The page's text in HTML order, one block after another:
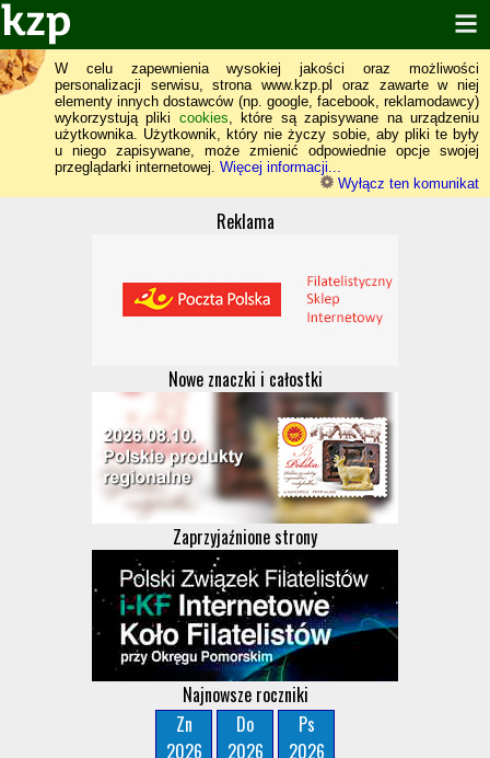
W celu zapewnienia wysokiej jakości oraz możliwości
personalizacji serwisu, strona www.kzp.pl oraz zawarte w niej
elementy innych dostawców (np. google, facebook, reklamodawcy)
wykorzystują pliki cookies, które są zapisywane na urządzeniu
użytkownika. Użytkownik, który nie życzy sobie, aby pliki te były
u niego zapisywane, może zmienić odpowiednie opcje swojej
przeglądarki internetowej. Więcej informacji...
Wyłącz ten komunikat
Reklama
Nowe znaczki i całostki
Zaprzyjaźnione strony
Najnowsze roczniki
Zn
2026
Do
2026
Ps
2026